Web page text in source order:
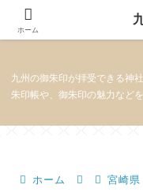
九州の御朱印が拝受できる神
朱印帳や、御朱印の魅力など
ホーム 宮崎県
ホーム